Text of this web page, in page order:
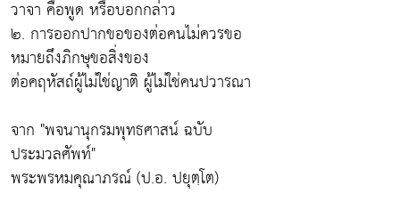
วาจา คือพูด หรือบอกกล่าว
๒. การออกปากขอของต่อคนไม่ควรขอ
หมายถึงภิกษุขอสิ่งของ
ต่อคฤหัสถ์ผู้ไม่ใช่ญาติ ผู้ไม่ใช่คนปวารณา
จาก "พจนานุกรมพุทธศาสน์ ฉบับ
ประมวลศัพท์"
พระพรหมคุณาภรณ์ (ป.อ. ปยุตฺโต)